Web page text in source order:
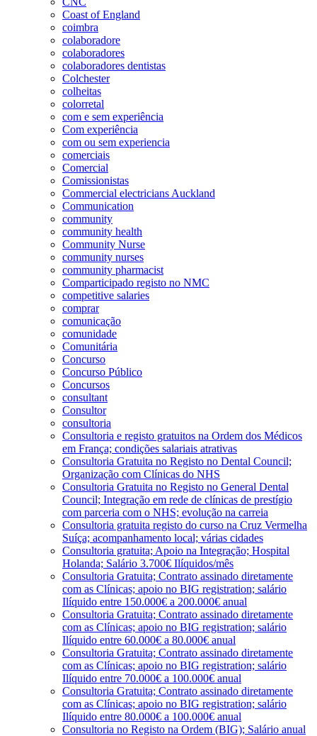
Coast of England
coimbra
colaboradore
colaboradores
colaboradores dentistas
Colchester
colheitas
colorretal
com e sem experiência
Com experiência
com ou sem experiencia
comerciais
Comercial
Comissionistas
Commercial electricians Auckland
Communication
community
community health
Community Nurse
community nurses
community pharmacist
Comparticipado registo no NMC
competitive salaries
comprar
comunicação
comunidade
Comunitária
Concurso
Concurso Público
Concursos
consultant
Consultor
consultoria
Consultoria e registo gratuitos na Ordem dos Médicos
em França; condições salariais atrativas
Consultoria Gratuita no Registo no Dental Council;
Organização com Clínicas do NHS
Consultoria Gratuita no Registo no General Dental
Council; Integração em rede de clínicas de prestígio
com parceria com o NHS; evolução na carreia
Consultoria gratuita registo do curso na Cruz Vermelha
Suíça; acompanhamento local; várias cidades
Consultoria gratuita; Apoio na Integração; Hospital
Holanda; Salário 3.700€ Ilíquidos/mês
Consultoria Gratuita; Contrato assinado diretamente
com as Clínicas; apoio no BIG registration; salário
Ilíquido entre 150.000€ a 200.000€ anual
Consultoria Gratuita; Contrato assinado diretamente
com as Clínicas; apoio no BIG registration; salário
Ilíquido entre 60.000€ a 80.000€ anual
Consultoria Gratuita; Contrato assinado diretamente
com as Clínicas; apoio no BIG registration; salário
Ilíquido entre 70.000€ a 100.000€ anual
Consultoria Gratuita; Contrato assinado diretamente
com as Clínicas; apoio no BIG registration; salário
Ilíquido entre 80.000€ a 100.000€ anual
Consultoria no Registo na Ordem (BIG); Salário anual